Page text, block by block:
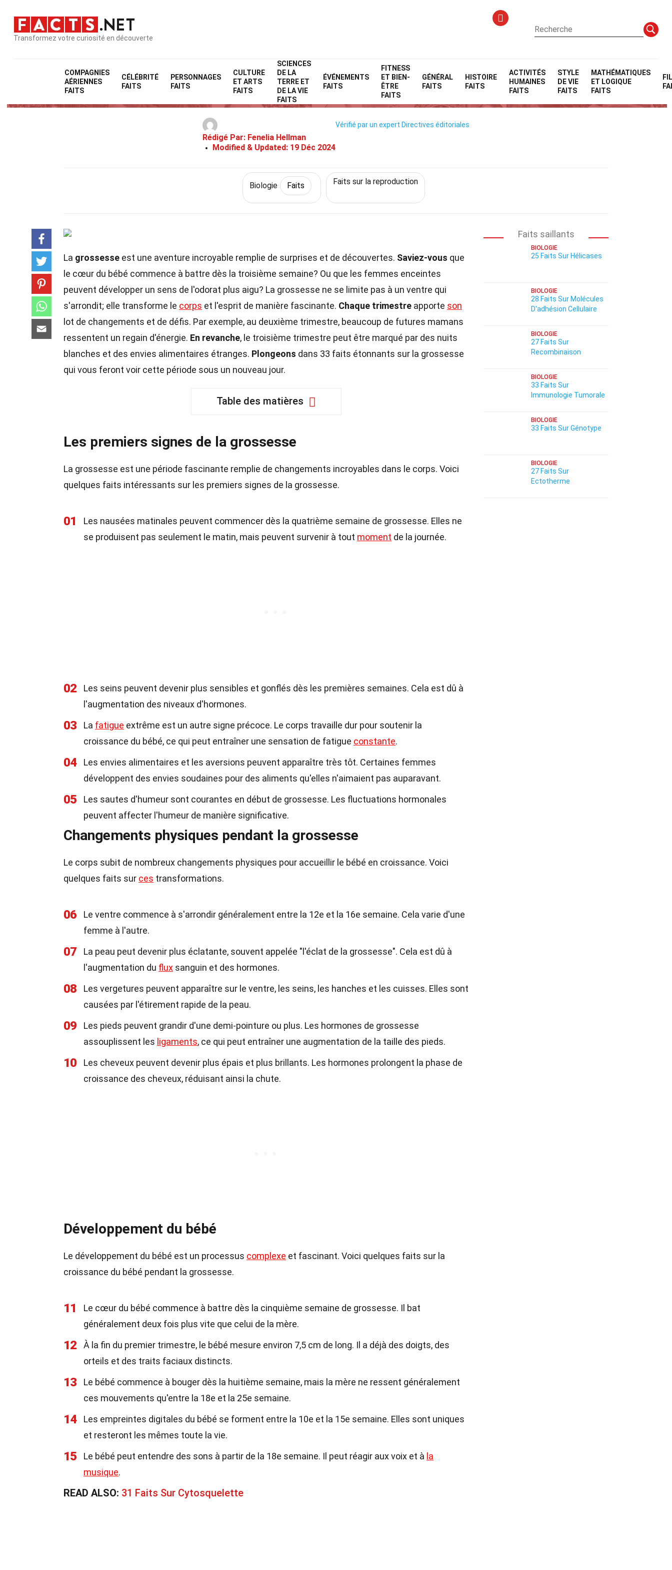
Transformez votre curiosité en découverte
COMPAGNIES
AÉRIENNES
FAITS
CÉLÉBRITÉ
FAITS
PERSONNAGES
FAITS
CULTURE
ET ARTS
FAITS
SCIENCES
DE LA
TERRE ET
DE LA VIE
FAITS
ÉVÉNEMENTS
FAITS
FITNESS
ET BIEN-
ÊTRE
FAITS
GÉNÉRAL
FAITS
HISTOIRE
FAITS
ACTIVITÉS
HUMAINES
FAITS
STYLE
DE VIE
FAITS
MATHÉMATIQUES
ET LOGIQUE
FAITS
Home Science BiologieFaits
33 Faits Sur Grossesse
Rédigé Par: Fenelia Hellman
Modified & Updated: 19 Déc 2024
Vérifié par un expert Directives éditoriales
Biologie Faits Faits sur la reproduction
La grossesse est une aventure incroyable remplie de surprises et de découvertes. Saviez-vous que
le cœur du bébé commence à battre dès la troisième semaine? Ou que les femmes enceintes
peuvent développer un sens de l'odorat plus aigu? La grossesse ne se limite pas à un ventre qui
s'arrondit; elle transforme le corps et l'esprit de manière fascinante. Chaque trimestre apporte son
lot de changements et de défis. Par exemple, au deuxième trimestre, beaucoup de futures mamans
ressentent un regain d'énergie. En revanche, le troisième trimestre peut être marqué par des nuits
blanches et des envies alimentaires étranges. Plongeons dans 33 faits étonnants sur la grossesse
qui vous feront voir cette période sous un nouveau jour.
Table des matières
Les premiers signes de la grossesse
La grossesse est une période fascinante remplie de changements incroyables dans le corps. Voici
quelques faits intéressants sur les premiers signes de la grossesse.
01
Les nausées matinales peuvent commencer dès la quatrième semaine de grossesse. Elles ne
se produisent pas seulement le matin, mais peuvent survenir à tout moment de la journée.
02
Les seins peuvent devenir plus sensibles et gonflés dès les premières semaines. Cela est dû à
l'augmentation des niveaux d'hormones.
03 La fatigue extrême est un autre signe précoce. Le corps travaille dur pour soutenir la
croissance du bébé, ce qui peut entraîner une sensation de fatigue constante.
04
Les envies alimentaires et les aversions peuvent apparaître très tôt. Certaines femmes
développent des envies soudaines pour des aliments qu'elles n'aimaient pas auparavant.
05
Les sautes d'humeur sont courantes en début de grossesse. Les fluctuations hormonales
peuvent affecter l'humeur de manière significative.
Changements physiques pendant la grossesse
Le corps subit de nombreux changements physiques pour accueillir le bébé en croissance. Voici
quelques faits sur ces transformations.
06
Le ventre commence à s'arrondir généralement entre la 12e et la 16e semaine. Cela varie d'une
femme à l'autre.
07
La peau peut devenir plus éclatante, souvent appelée "l'éclat de la grossesse". Cela est dû à
l'augmentation du flux sanguin et des hormones.
08
Les vergetures peuvent apparaître sur le ventre, les seins, les hanches et les cuisses. Elles sont
causées par l'étirement rapide de la peau.
09
Les pieds peuvent grandir d'une demi-pointure ou plus. Les hormones de grossesse
assouplissent les ligaments, ce qui peut entraîner une augmentation de la taille des pieds.
10
Les cheveux peuvent devenir plus épais et plus brillants. Les hormones prolongent la phase de
croissance des cheveux, réduisant ainsi la chute.
Développement du bébé
Le développement du bébé est un processus complexe et fascinant. Voici quelques faits sur la
croissance du bébé pendant la grossesse.
11
Le cœur du bébé commence à battre dès la cinquième semaine de grossesse. Il bat
généralement deux fois plus vite que celui de la mère.
12
À la fin du premier trimestre, le bébé mesure environ 7,5 cm de long. Il a déjà des doigts, des
orteils et des traits faciaux distincts.
13
Le bébé commence à bouger dès la huitième semaine, mais la mère ne ressent généralement
ces mouvements qu'entre la 18e et la 25e semaine.
14
Les empreintes digitales du bébé se forment entre la 10e et la 15e semaine. Elles sont uniques
et resteront les mêmes toute la vie.
15 Le bébé peut entendre des sons à partir de la 18e semaine. Il peut réagir aux voix et à la
musique.
READ ALSO: 31 Faits Sur Cytosquelette
Faits saillants
BIOLOGIE
25 Faits Sur Hélicases
BIOLOGIE
28 Faits Sur Molécules
D'adhésion Cellulaire
BIOLOGIE
27 Faits Sur
Recombinaison
BIOLOGIE
33 Faits Sur
Immunologie Tumorale
BIOLOGIE
33 Faits Sur Génotype
BIOLOGIE
27 Faits Sur
Ectotherme